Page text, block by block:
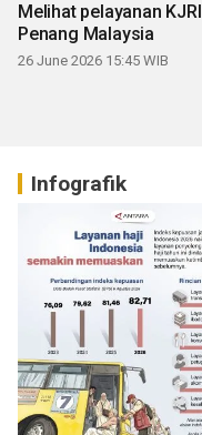
Melihat pelayanan KJRI
Penang Malaysia
26 June 2026 15:45 WIB
Infografik